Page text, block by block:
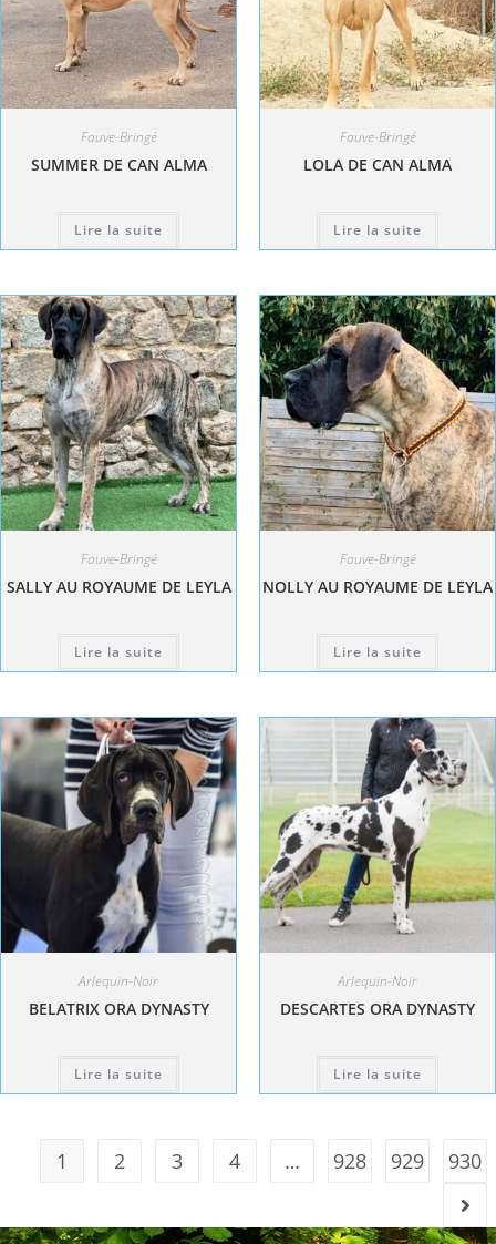
Fauve-Bringé
SUMMER DE CAN ALMA
Lire la suite
Fauve-Bringé
LOLA DE CAN ALMA
Lire la suite
Fauve-Bringé
SALLY AU ROYAUME DE LEYLA
Lire la suite
Fauve-Bringé
NOLLY AU ROYAUME DE LEYLA
Lire la suite
Arlequin-Noir
BELATRIX ORA DYNASTY
Lire la suite
Arlequin-Noir
DESCARTES ORA DYNASTY
Lire la suite
1 2 3 4 … 928 929 930